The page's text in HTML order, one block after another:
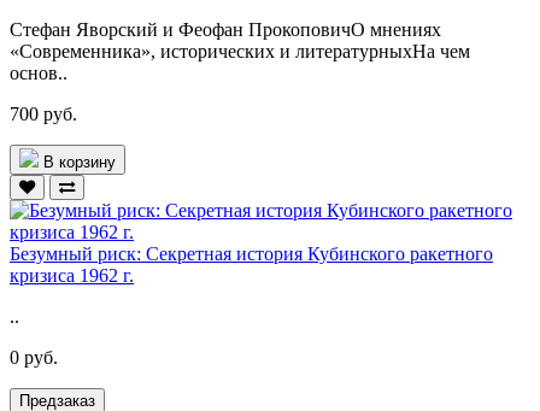
Стефан Яворский и Феофан ПрокоповичО мнениях
«Современника», исторических и литературныхНа чем
основ..
700 руб.
В корзину
Безумный риск: Секретная история Кубинского ракетного
кризиса 1962 г.
..
0 руб.
Предзаказ